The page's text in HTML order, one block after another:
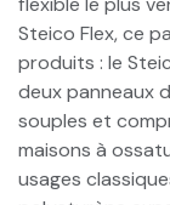
Steico Flex, ce
produits : le
deux panneaux
souples et
maisons à
usages